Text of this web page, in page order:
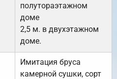
полутораэтажном
доме
2,5 м. в двухэтажном
доме.
Имитация бруса
камерной сушки, сорт